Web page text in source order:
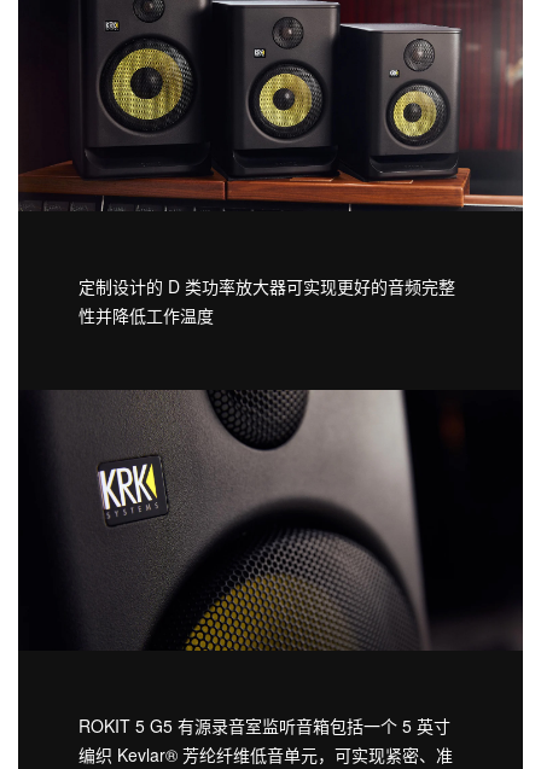
定制设计的 D 类功率放大器可实现更好的音频完整
性并降低工作温度
ROKIT 5 G5 有源录音室监听音箱包括一个 5 英寸
编织 Kevlar® 芳纶纤维低音单元，可实现紧密、准